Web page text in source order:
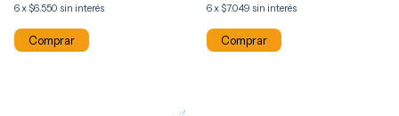
6x$6.550 sin interés
Comprar
6x$7.049 sin interés
Comprar